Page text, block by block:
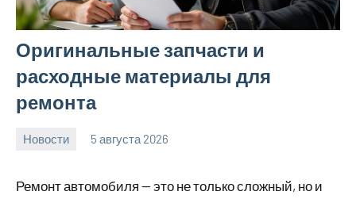
Оригинальные запчасти и
расходные материалы для
ремонта
Новости 5 августа 2026
Ремонт автомобиля — это не только сложный, но и